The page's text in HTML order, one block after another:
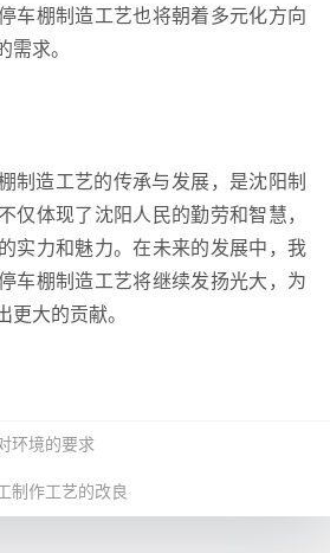
车棚制造工艺也将朝着多元化方向
需求。
制造工艺的传承与发展，是沈阳制
仅体现了沈阳人民的勤劳和智慧，
实力和魅力。在未来的发展中，我
车棚制造工艺将继续发扬光大，为
更大的贡献。
环境的要求
制作工艺的改良